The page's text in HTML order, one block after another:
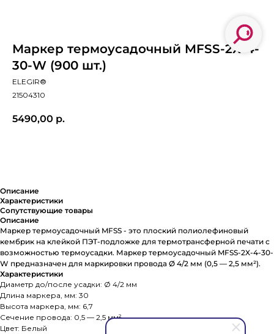
Маркер термоусадочный MFSS-2X-4-
30-W (900 шт.)
ELEGIR®
21504310
5490,00 р.
Описание
Характеристики
Сопутствующие товары
Описание
Маркер термоусадочный MFSS - это плоский полиолефиновый
кембрик на клейкой ПЭТ-подложке для термотрансферной печати с
возможностью термоусадки. Маркер термоусадочный MFSS-2X-4-30-
W предназначен для маркировки провода Ø 4/2 мм (0,5 — 2,5 мм²).
Характеристики
Диаметр до/после усадки: Ø 4/2 мм
Длина маркера, мм: 30
Высота маркера, мм: 6,7
Сечение провода: 0,5 — 2,5 мм²
Цвет: Белый